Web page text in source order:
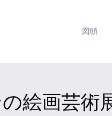
図頭
絵画芸術